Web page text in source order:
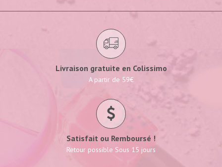
Livraison gratuite en Colissimo
A partir de 59€
Satisfait ou Remboursé !
Retour possible Sous 15 jours